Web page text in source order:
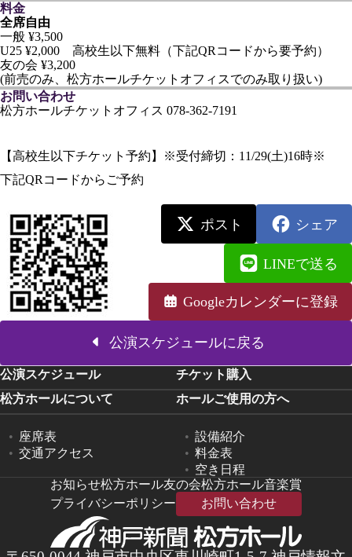
料金
全席自由
一般 ¥3,500
U25 ¥2,000 高校生以下無料（下記QRコードから要予約）
友の会 ¥3,200
(前売のみ、松方ホールチケットオフィスでのみ取り扱い)
お問い合わせ
松方ホールチケットオフィス 078-362-7191
【高校生以下チケット予約】※受付締切：11/29(土)16時※
下記QRコードからご予約
ポスト シェア
LINEで送る
Googleカレンダーに登録
公演スケジュールに戻る
公演スケジュール
チケット購入
松方ホールについて
座席表
交通アクセス
ホールご使用の方へ
設備紹介
料金表
空き日程
お知らせ松方ホール友の会松方ホール音楽賞
プライバシーポリシー
お問い合わせ